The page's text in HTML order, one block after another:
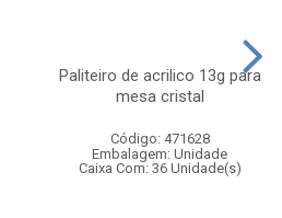
Paliteiro de acrilico 13g para
mesa cristal
Código: 471628
Embalagem: Unidade
Caixa Com: 36 Unidade(s)